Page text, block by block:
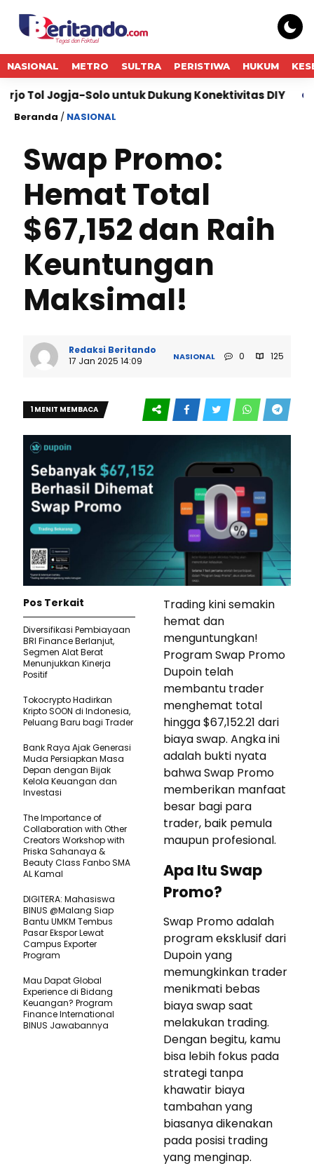
NASIONAL METRO SULTRA PERISTIWA HUKUM
Solo untuk Dukung Konektivitas DIY Bukti
Beranda / NASIONAL
Swap Promo:
Hemat Total
$67,152 dan Raih
Keuntungan
Maksimal!
Redaksi Beritando
17 Jan 2025 14:09
NASIONAL 0 125
1 MENIT MEMBACA
Trading kini semakin
hemat dan
menguntungkan!
Program Swap Promo
Dupoin telah
membantu trader
menghemat total
hingga $67,152.21 dari
biaya swap. Angka ini
adalah bukti nyata
bahwa Swap Promo
memberikan manfaat
besar bagi para
trader, baik pemula
maupun profesional.
Apa Itu Swap
Promo?
Swap Promo adalah
program eksklusif dari
Dupoin yang
memungkinkan trader
menikmati bebas
biaya swap saat
melakukan trading.
Dengan begitu, kamu
bisa lebih fokus pada
strategi tanpa
khawatir biaya
tambahan yang
biasanya dikenakan
pada posisi trading
yang menginap.
Pos Terkait
Diversifikasi Pembiayaan
BRI Finance Berlanjut,
Segmen Alat Berat
Menunjukkan Kinerja
Positif
Tokocrypto Hadirkan
Kripto SOON di Indonesia,
Peluang Baru bagi Trader
Bank Raya Ajak Generasi
Muda Persiapkan Masa
Depan dengan Bijak
Kelola Keuangan dan
Investasi
The Importance of
Collaboration with Other
Creators Workshop with
Priska Sahanaya &
Beauty Class Fanbo SMA
AL Kamal
DIGITERA: Mahasiswa
BINUS @Malang Siap
Bantu UMKM Tembus
Pasar Ekspor Lewat
Campus Exporter
Program
Mau Dapat Global
Experience di Bidang
Keuangan? Program
Finance International
BINUS Jawabannya